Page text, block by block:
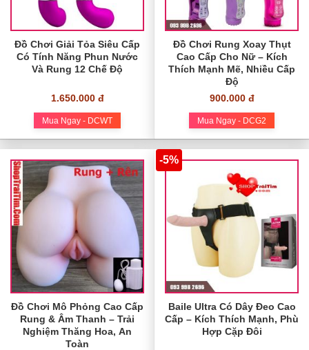
Đồ Chơi Giải Tỏa Siêu Cấp
Có Tính Năng Phun Nước
Và Rung 12 Chế Độ
1.650.000 đ
Mua Ngay - DCWT
Đồ Chơi Rung Xoay Thụt
Cao Cấp Cho Nữ – Kích
Thích Mạnh Mẽ, Nhiều Cấp
Độ
900.000 đ
Mua Ngay - DCG2
Đồ Chơi Mô Phỏng Cao Cấp
Rung & Âm Thanh – Trải
Nghiệm Thăng Hoa, An
Toàn
Baile Ultra Có Dây Đeo Cao
Cấp – Kích Thích Mạnh, Phù
Hợp Cặp Đôi
-5%